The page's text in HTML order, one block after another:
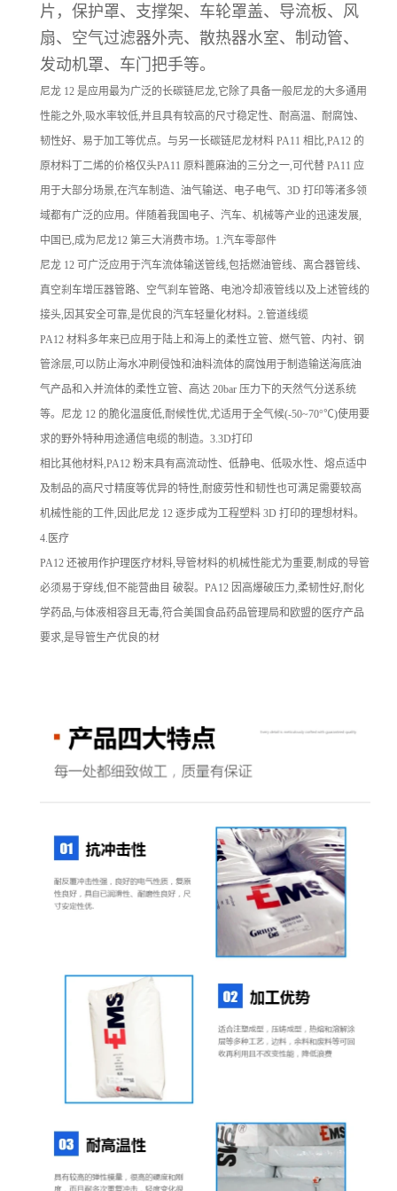
片，保护罩、支撑架、车轮罩盖、导流板、风
扇、空气过滤器外壳、散热器水室、制动管、
发动机罩、车门把手等。
尼龙 12 是应用最为广泛的长碳链尼龙,它除了具备一般尼龙的大多通用
性能之外,吸水率较低,并且具有较高的尺寸稳定性、耐高温、耐腐蚀、
韧性好、易于加工等优点。与另一长碳链尼龙材料 PA11 相比,PA12 的
原材料丁二烯的价格仅头PA11 原料蓖麻油的三分之一,可代替 PA11 应
用于大部分场景,在汽车制造、油气输送、电子电气、3D 打印等渚多领
域都有广泛的应用。伴随着我国电子、汽车、机械等产业的迅速发展,
中国已,成为尼龙12 第三大消费市场。1.汽车零部件
尼龙 12 可广泛应用于汽车流体输送管线,包括燃油管线、离合器管线、
真空刹车增压器管路、空气刹车管路、电池冷却液管线以及上述管线的
接头,因其安全可靠,是优良的汽车轻量化材料。2.管道线缆
PA12 材料多年来已应用于陆上和海上的柔性立管、燃气管、内衬、钢
管涂层,可以防止海水冲刷侵蚀和油料流体的腐蚀用于制造输送海底油
气产品和入并流体的柔性立管、高达 20bar 压力下的天然气分送系统
等。尼龙 12 的脆化温度低,耐候性优,尤适用于全气候(-50~70°℃)使用要
求的野外特种用途通信电缆的制造。3.3D打印
相比其他材料,PA12 粉末具有高流动性、低静电、低吸水性、熔点适中
及制品的高尺寸精度等优异的特性,耐疲劳性和韧性也可满足需要较高
机械性能的工件,因此尼龙 12 逐步成为工程塑料 3D 打印的理想材料。
4.医疗
PA12 还被用作护理医疗材料,导管材料的机械性能尤为重要,制成的导管
必须易于穿线,但不能营曲目 破裂。PA12 因高爆破压力,柔韧性好,耐化
学药品,与体液相容且无毒,符合美国食品药品管理局和欧盟的医疗产品
要求,是导管生产优良的材